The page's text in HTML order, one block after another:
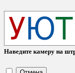
Наведите камеру на